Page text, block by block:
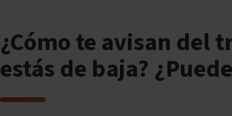
¿Cómo te avisan del
estás de baja?